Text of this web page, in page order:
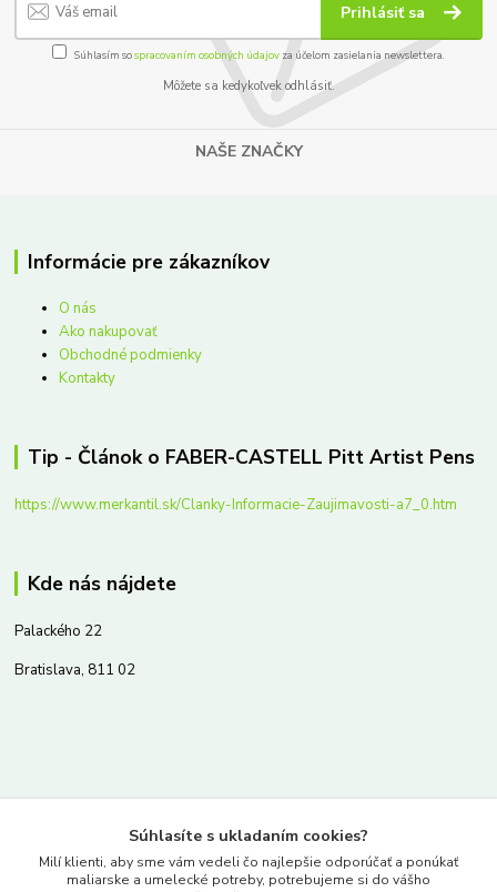
Prihlásiť sa
Súhlasím sospracovaním osobných údajov za účelom zasielania newslettera.
Môžete sa kedykoľvek odhlásiť.
NAŠE ZNAČKY
Informácie pre zákazníkov
O nás
Ako nakupovať
Obchodné podmienky
Kontakty
Tip - Článok o FABER-CASTELL Pitt Artist Pens
https://www.merkantil.sk/Clanky-Informacie-Zaujimavosti-a7_0.htm
Kde nás nájdete
Palackého 22
Bratislava, 811 02
www.merkantil.sk
Súhlasíte s ukladaním cookies?
Milí klienti, aby sme vám vedeli čo najlepšie odporúčať a ponúkať
maliarske a umelecké potreby, potrebujeme si do vášho